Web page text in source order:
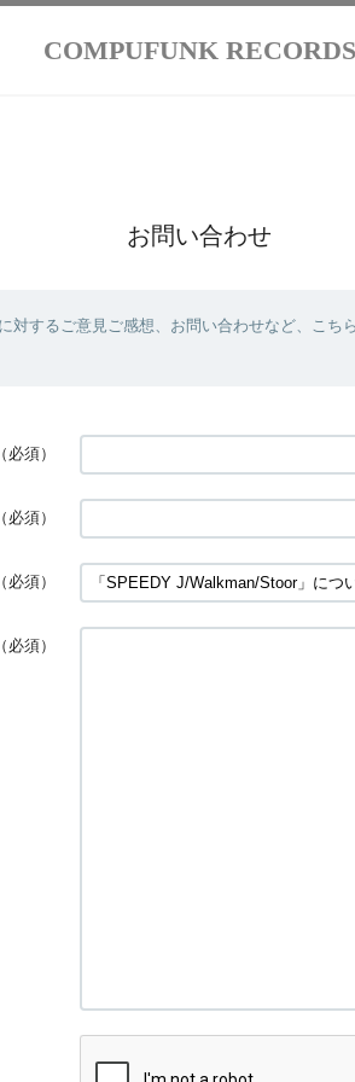
COMPUFUNK RECORDS
お問い合わせ
対するご意見ご感想、お問い合わせなど、こち
（必須）
（必須）
（必須）
（必須）